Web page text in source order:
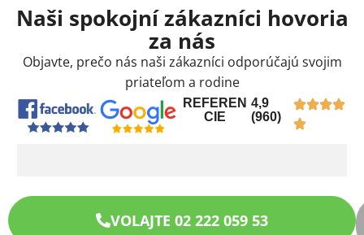
Naši spokojní zákazníci hovoria
za nás
Objavte, prečo nás naši zákazníci odporúčajú svojim
priateľom a rodine
REFEREN
CIE
4,9
(960)
VOLAJTE 02 222 059 53